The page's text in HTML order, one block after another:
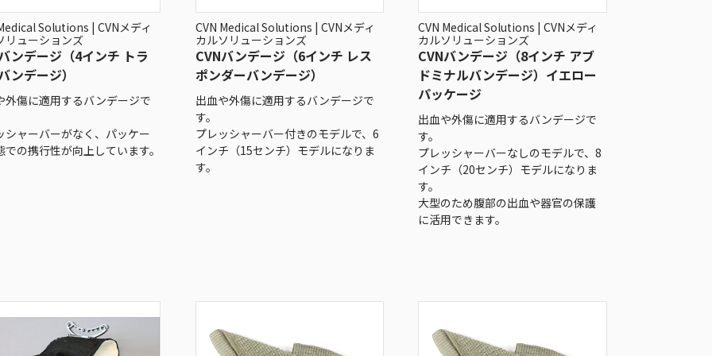
Solutions | CVNメディ
リューションズ
ンデージ（4インチ トラ
ンデージ）
外傷に適用するバンデージで
シャーバーがなく、パッケー
での携行性が向上しています。
CVN Medical Solutions | CVNメディ
カルソリューションズ
CVNバンデージ（6インチ レス
ポンダーバンデージ）
出血や外傷に適用するバンデージで
す。
プレッシャーバー付きのモデルで、6
インチ（15センチ）モデルになりま
す。
CVN Medical Solutions | CVNメディ
カルソリューションズ
CVNバンデージ（8インチ アブ
ドミナルバンデージ）イエロー
パッケージ
出血や外傷に適用するバンデージで
す。
プレッシャーバーなしのモデルで、8
インチ（20センチ）モデルになりま
す。
大型のため腹部の出血や器官の保護
に活用できます。